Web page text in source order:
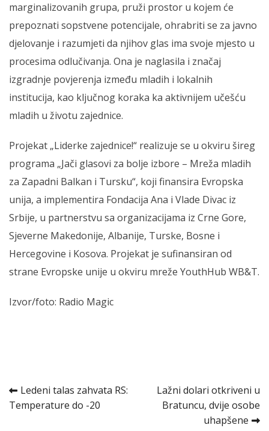
marginalizovanih grupa, pruži prostor u kojem će
prepoznati sopstvene potencijale, ohrabriti se za javno
djelovanje i razumjeti da njihov glas ima svoje mjesto u
procesima odlučivanja. Ona je naglasila i značaj
izgradnje povjerenja između mladih i lokalnih
institucija, kao ključnog koraka ka aktivnijem učešću
mladih u životu zajednice.
Projekat „Liderke zajednice!“ realizuje se u okviru šireg
programa „Jači glasovi za bolje izbore – Mreža mladih
za Zapadni Balkan i Tursku“, koji finansira Evropska
unija, a implementira Fondacija Ana i Vlade Divac iz
Srbije, u partnerstvu sa organizacijama iz Crne Gore,
Sjeverne Makedonije, Albanije, Turske, Bosne i
Hercegovine i Kosova. Projekat je sufinansiran od
strane Evropske unije u okviru mreže YouthHub WB&T.
Izvor/foto: Radio Magic
Kretanje
članka
Ledeni talas zahvata RS:
Temperature do -20
Lažni dolari otkriveni u
Bratuncu, dvije osobe
uhapšene